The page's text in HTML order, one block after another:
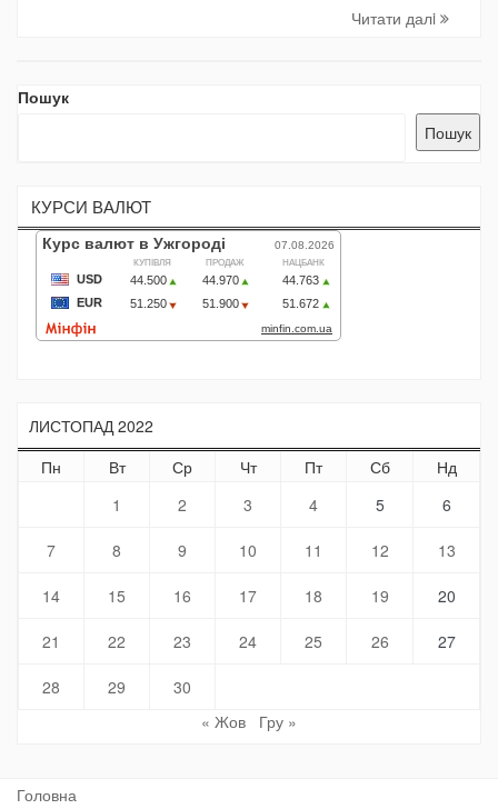
Читати далi
Пошук
Пошук
КУРСИ ВАЛЮТ
ЛИСТОПАД 2022
Пн
Вт Ср Чт Пт Сб
Нд
1
2 3 4 5 6
7 8 9 10 11 12 13
14 15 16 17 18 19 20
21 22 23 24 25 26 27
28 29
30
« Жов
Гру »
Головна